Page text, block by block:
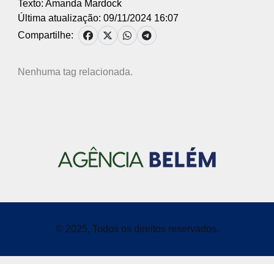
Texto: Amanda Mardock
Última atualização: 09/11/2024 16:07
Compartilhe:
Nenhuma tag relacionada.
© 2025, Todos os direitos reservados.